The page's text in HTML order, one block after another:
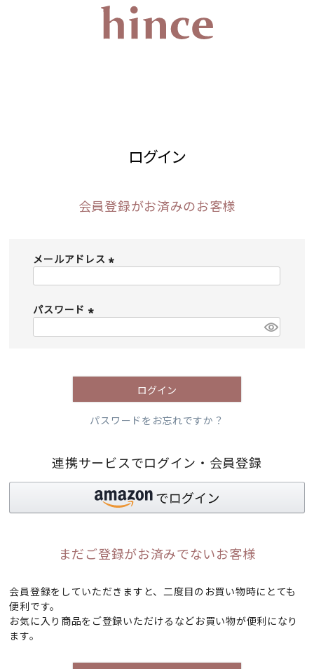
ログイン
会員登録がお済みのお客様
メールアドレス
パスワード
ログイン
パスワードをお忘れですか？
連携サービスでログイン・会員登録
まだご登録がお済みでないお客様
会員登録をしていただきますと、二度目のお買い物時にとても
便利です。
お気に入り商品をご登録いただけるなどお買い物が便利になり
ます。